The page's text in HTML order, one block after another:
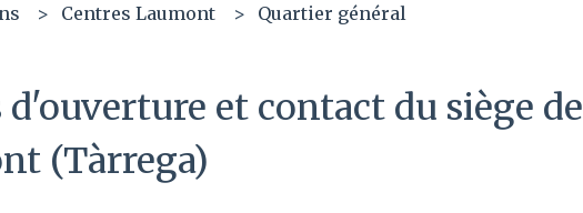
Centres Laumont Quartier général
d'ouverture et contact du siège de
(Tàrrega)